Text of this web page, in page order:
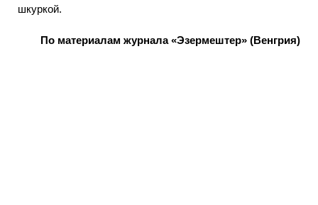
шкуркой.
По материалам журнала «Эзермештер» (Венгрия)